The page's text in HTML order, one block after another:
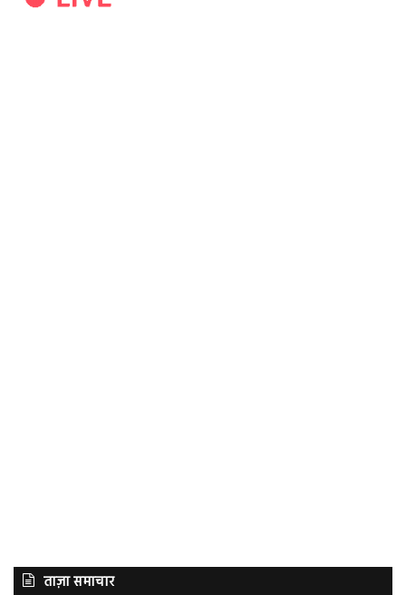
ताज़ा समाचार